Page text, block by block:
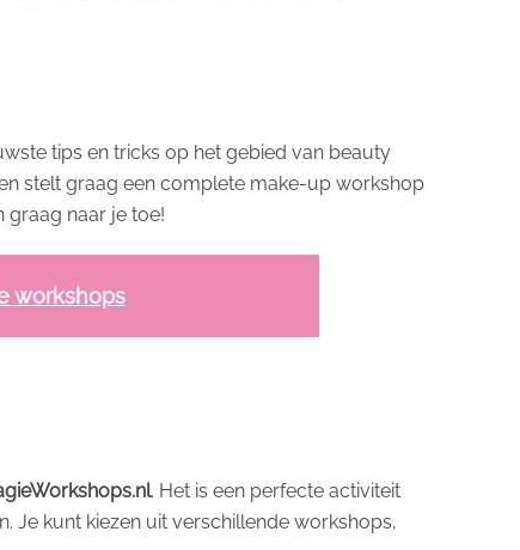
tips en tricks op het gebied van beauty
stelt graag een complete make-up workshop
graag naar je toe!
workshops
. Het is een perfecte activiteit
Je kunt kiezen uit verschillende workshops,